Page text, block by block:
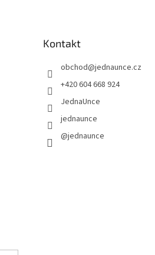
Kontakt
obchod@jednaunce.cz
+420 604 668 924
JednaUnce
jednaunce
@jednaunce